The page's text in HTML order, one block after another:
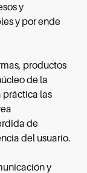
y
y por ende
productos
de la
práctica las
de
del usuario.
y